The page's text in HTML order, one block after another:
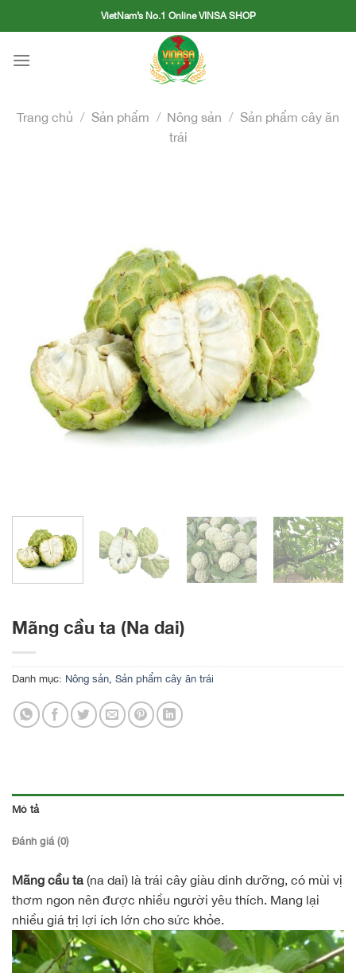
to
VietNam’s No.1 Online VINSA SHOP
Trang chủ / Sản phẩm / Nông sản / Sản phẩm cây ăn
trái
Mãng cầu ta (Na dai)
Danh mục: Nông sản Sản phẩm cây ăn trái
Mô tả
Đánh giá (0)
Mãng cầu ta (na dai) là trái cây giàu dinh dưỡng, có mùi vị
thơm ngon nên được nhiều người yêu thích. Mang lại
nhiều giá trị lợi ích lớn cho sức khỏe.